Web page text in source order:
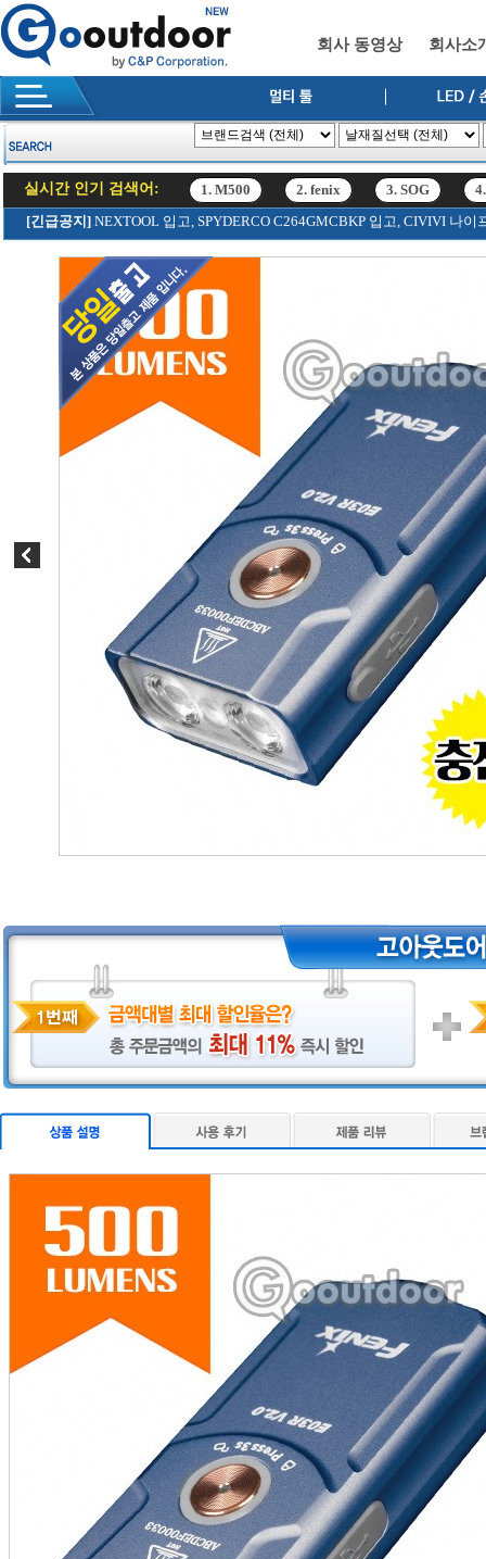
회사 동영상 회사소
실시간 인기 검색어: 1. M500 2. fenix 3. SOG
12. SRK
1. M500 2. fenix 3. SOG
12. SRK
[긴급공지] NEXTOOL 입고, SPYDERCO C264GMCBKP 입고, CIVIVI 나